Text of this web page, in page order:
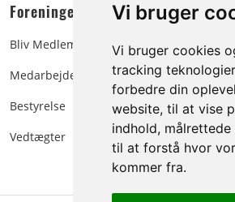
Vi bruger
Vi bruger cookies
tracking
forbedre din
website, til at vise
indhold, målrettede
til at forstå hvor
kommer fra.
Foreningen:
Bliv Medlem
Medarbejdere
Bestyrelse
Vedtægter